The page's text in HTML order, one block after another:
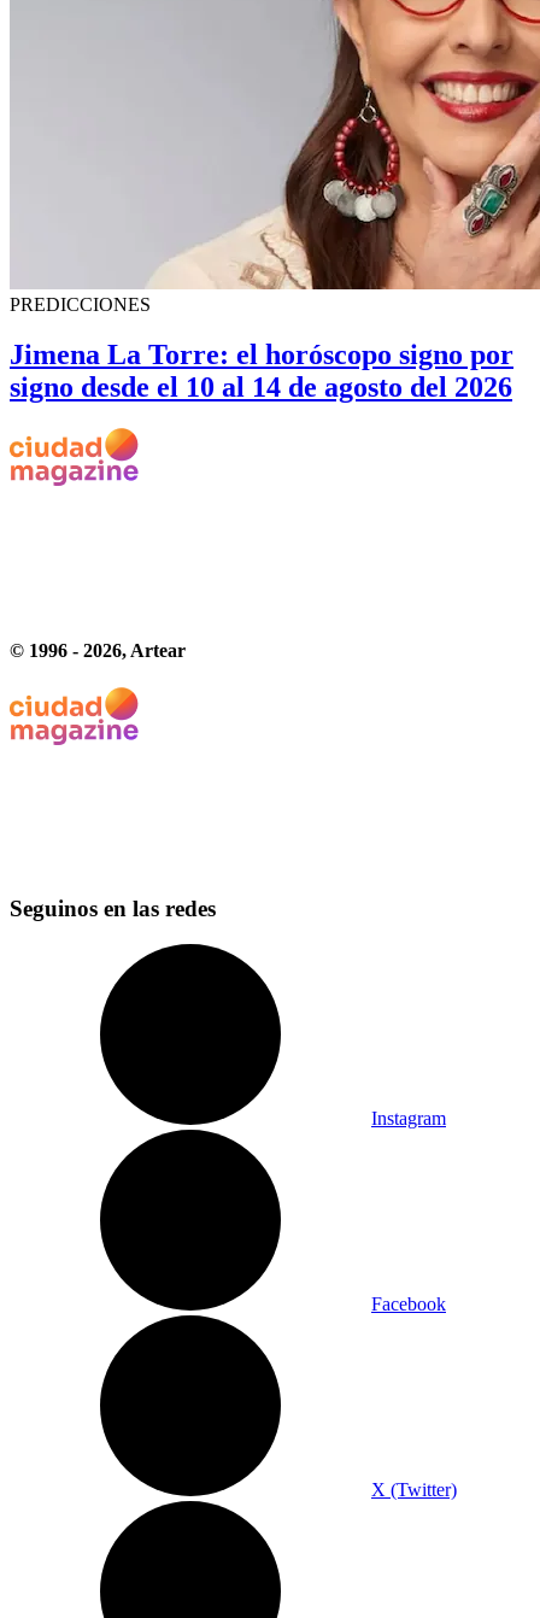
PREDICCIONES
Jimena La Torre: el horóscopo signo por
signo desde el 10 al 14 de agosto del 2026
© 1996 - 2026, Artear
Seguinos en las redes
Instagram
Facebook
X (Twitter)